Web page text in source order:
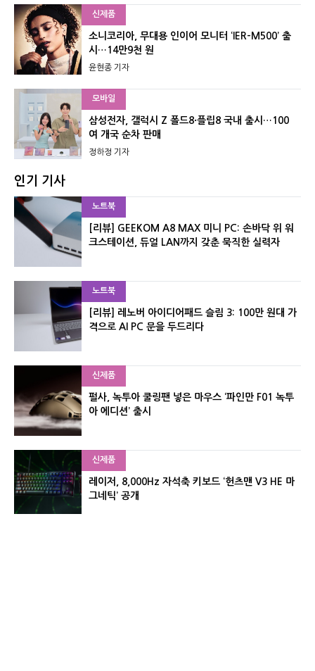
신제품
소니코리아, 무대용 인이어 모니터 ‘IER-M500’ 출
시…14만9천 원
윤현종 기자
모바일
삼성전자, 갤럭시 Z 폴드8·플립8 국내 출시…100
여 개국 순차 판매
정하정 기자
인기 기사
노트북
[리뷰] GEEKOM A8 MAX 미니 PC: 손바닥 위 워
크스테이션, 듀얼 LAN까지 갖춘 묵직한 실력자
노트북
[리뷰] 레노버 아이디어패드 슬림 3: 100만 원대 가
격으로 AI PC 문을 두드리다
신제품
펄사, 녹투아 쿨링팬 넣은 마우스 ‘파인만 F01 녹투
아 에디션’ 출시
신제품
레이저, 8,000Hz 자석축 키보드 ‘헌츠맨 V3 HE 마
그네틱’ 공개